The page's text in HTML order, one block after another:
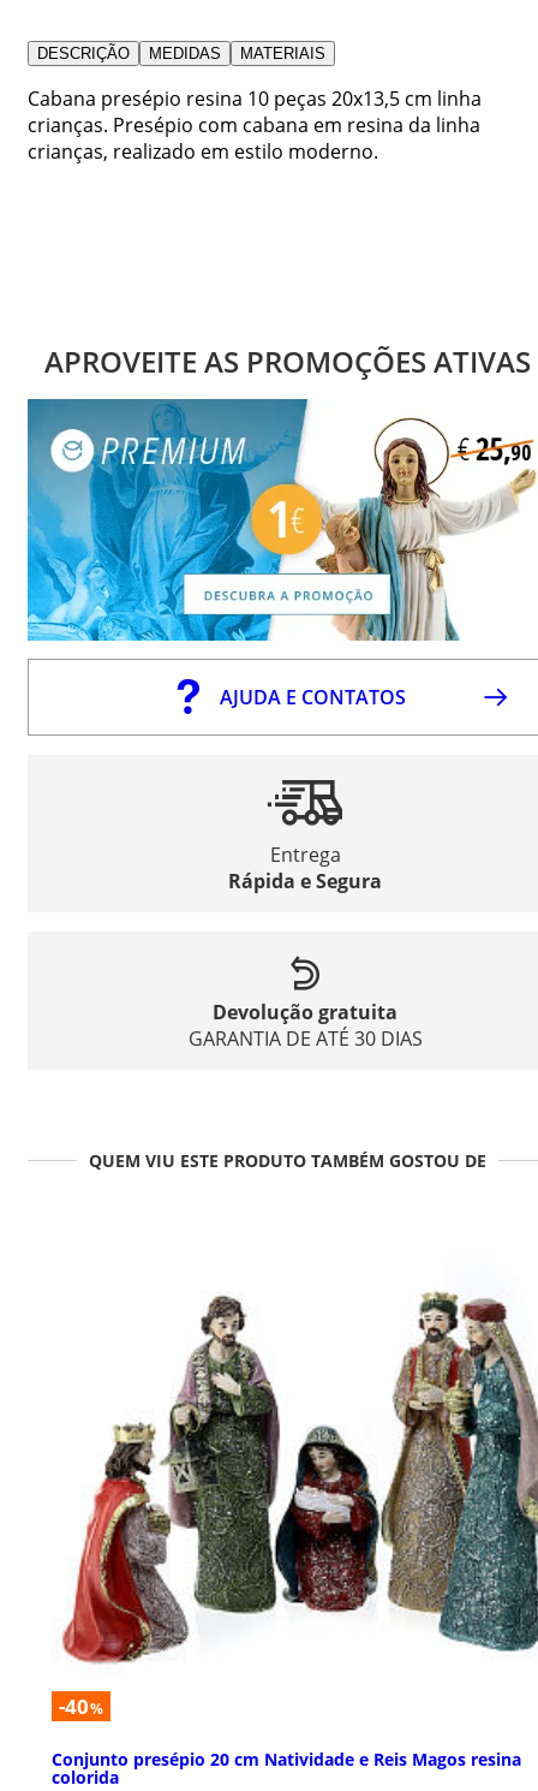
DESCRIÇÃO MEDIDAS MATERIAIS
Cabana presépio resina 10 peças 20x13,5 cm linha
crianças. Presépio com cabana em resina da linha
crianças, realizado em estilo moderno.
APROVEITE AS PROMOÇÕES ATIVAS
AJUDA E CONTATOS
Entrega
Rápida e Segura
Devolução gratuita
GARANTIA DE ATÉ 30 DIAS
QUEM VIU ESTE PRODUTO TAMBÉM GOSTOU DE
-40%
Conjunto presépio 20 cm Natividade e Reis Magos resina
colorida